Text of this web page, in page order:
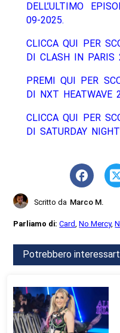
DELL’ULTIMO
09-2025.
CLICCA QUI PER
DI CLASH IN PARIS
PREMI QUI PER
DI NXT HEATWAVE
CLICCA QUI PER
DI SATURDAY
Scritto da Marco M.
Parliamo di:Card,No Mercy,
Potrebbero